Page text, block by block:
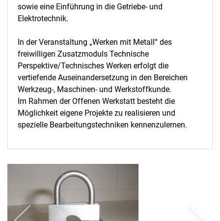
Lernwerkstatt und Leseraum
Die Metallwerkstatt
Die Keramikwerkstatt
sowie eine Einführung in die Getriebe- und
Elektrotechnik.
In der Veranstaltung „Werken mit Metall“ des
freiwilligen Zusatzmoduls Technische
Perspektive/Technisches Werken erfolgt die
vertiefende Auseinandersetzung in den Bereichen
Werkzeug-, Maschinen- und Werkstoffkunde.
Im Rahmen der Offenen Werkstatt besteht die
Möglichkeit eigene Projekte zu realisieren und
spezielle Bearbeitungstechniken kennenzulernen.